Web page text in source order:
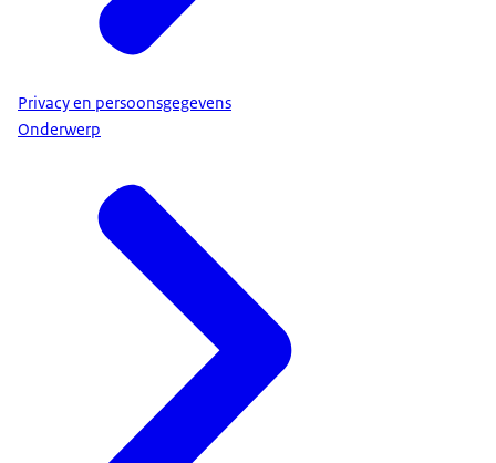
Privacy en persoonsgegevens
Onderwerp